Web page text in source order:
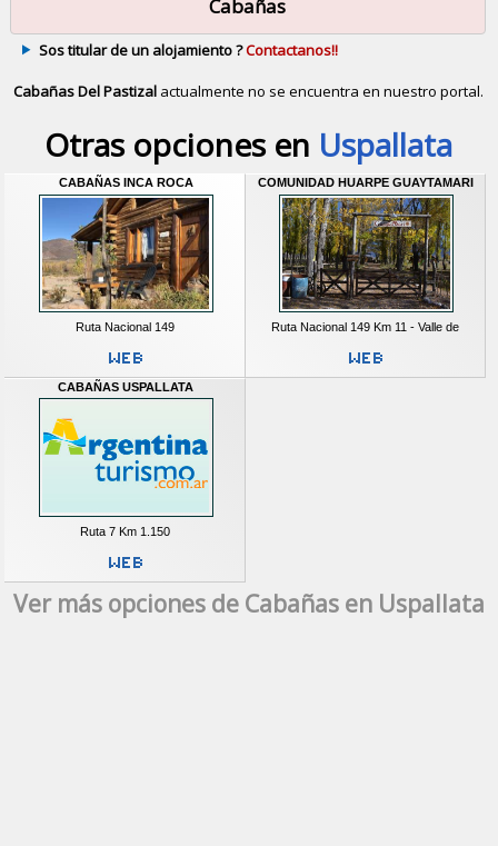
Cabañas
Sos titular de un alojamiento ?Contactanos!!
Cabañas Del Pastizal actualmente no se encuentra en nuestro portal.
Otras opciones en Uspallata
CABAÑAS INCA ROCA
Ruta Nacional 149
COMUNIDAD HUARPE GUAYTAMARI
Ruta Nacional 149 Km 11 - Valle de
CABAÑAS USPALLATA
Ruta 7 Km 1.150
Ver más opciones de Cabañas en Uspallata